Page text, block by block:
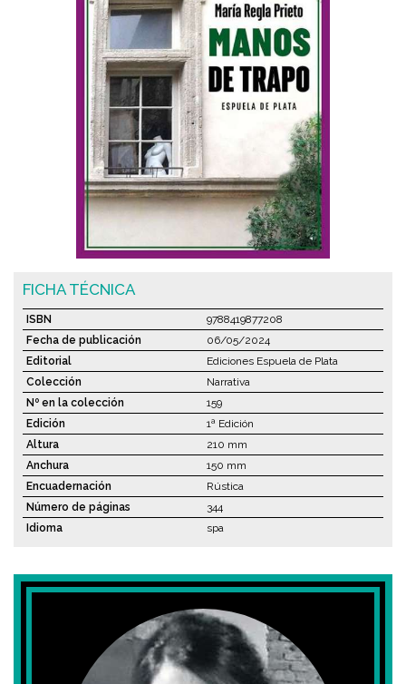
FICHA TÉCNICA
ISBN
9788419877208
Fecha de publicación
06/05/2024
Editorial
Ediciones Espuela de Plata
Colección
Narrativa
Nº en la colección
159
Edición
1ª Edición
Altura
210 mm
Anchura
150 mm
Encuadernación
Rústica
Número de páginas
344
Idioma
spa